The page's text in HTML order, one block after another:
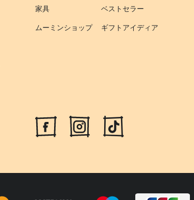
家具
ムーミンショップ
ベストセラー
ギフトアイディア